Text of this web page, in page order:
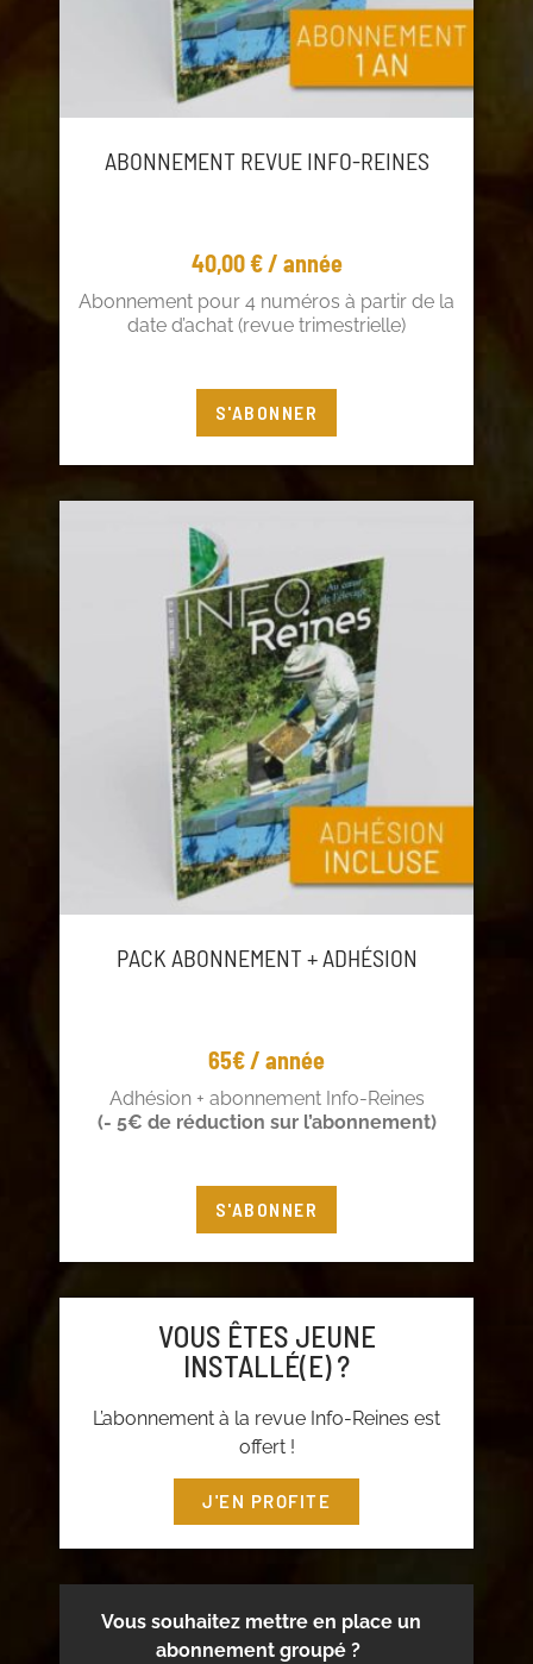
ABONNEMENT REVUE INFO-REINES
40,00€/ année
Abonnement pour 4 numéros à partir de la
date d’achat (revue trimestrielle)
Vous êtes adhérent ? Profitez de 5€ de
réduction !
S'ABONNER
PACK ABONNEMENT + ADHÉSION
65€ / année
Adhésion + abonnement Info-Reines
(- 5€ de réduction sur l’abonnement)
S'ABONNER
VOUS ÊTES JEUNE
INSTALLÉ(E) ?
L’abonnement à la revue Info-Reines est
offert !
J'EN PROFITE
Vous souhaitez mettre en place un
abonnement groupé ?